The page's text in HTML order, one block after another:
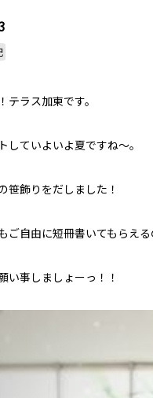
テラス加東です。
していよいよ夏ですね～。
笹飾りをだしました！
ご自由に短冊書いてもらえ
い事しましょーっ！！